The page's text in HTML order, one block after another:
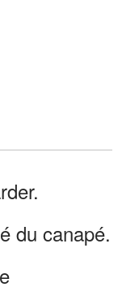
du canapé.